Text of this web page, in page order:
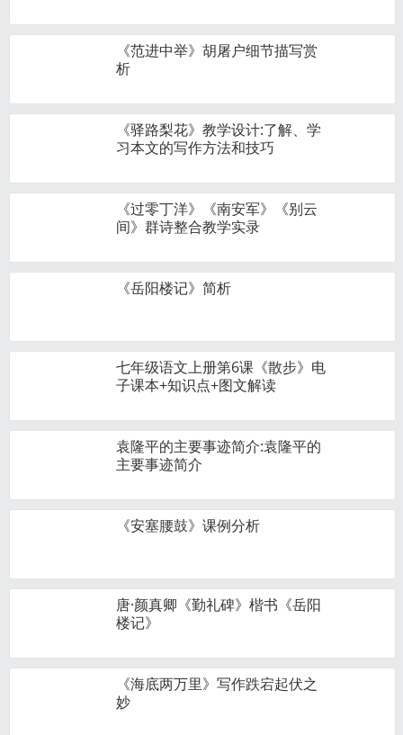
《范进中举》胡屠户细节描写赏
析
《驿路梨花》教学设计:了解、学
习本文的写作方法和技巧
《过零丁洋》《南安军》《别云
间》群诗整合教学实录
《岳阳楼记》简析
七年级语文上册第6课《散步》电
子课本+知识点+图文解读
袁隆平的主要事迹简介:袁隆平的
主要事迹简介
《安塞腰鼓》课例分析
唐·颜真卿《勤礼碑》楷书《岳阳
楼记》
《海底两万里》写作跌宕起伏之
妙